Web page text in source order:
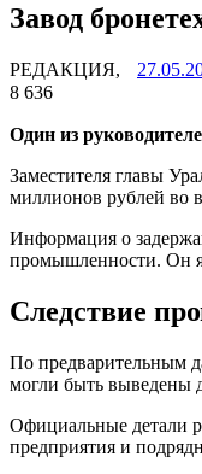
Завод
РЕДАКЦИЯ,
8 636
Один из
Заместителя главы
миллионов рублей во
Информация о
промышленности. Он
Следствие
По предварительным
могли быть выведены
Официальные детали
предприятия и